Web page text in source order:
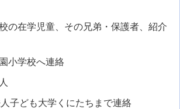
の在学児童、その兄弟・保護者、紹介
小学校へ連絡
子ども大学くにたちまで連絡